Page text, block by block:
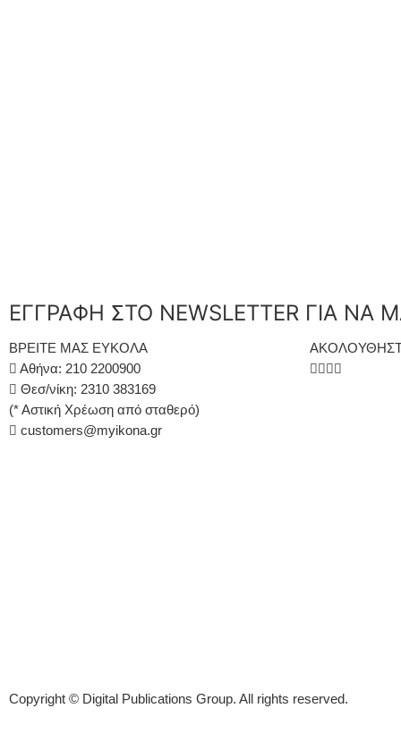
ΕΓΓΡΑΦΗ ΣΤΟ NEWSLETTER ΓΙΑ ΝΑ
ΒΡΕΙΤΕ ΜΑΣ ΕΥΚΟΛΑ
Αθήνα: 210 2200900
Θεσ/νίκη: 2310 383169
(* Αστική Χρέωση από σταθερό)
customers@myikona.gr
Copyright © Digital Publications Group. All rights reserved.